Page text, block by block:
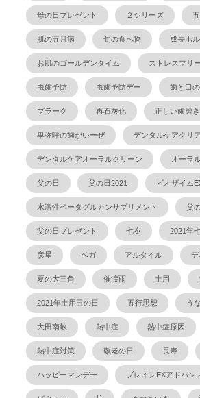
母の日プレゼント ２シリーズ
肌の五月病 旬の食べ物 成長ホ
お肌のゴールデンタイム ストレスフリー
虫歯予防 虫歯予防デー 歯と口
プラーク 再石灰化 正しい歯磨
卑弥呼の歯がいーぜ デンタルケアクリ
デンタルケアオーラルクリーン オーラ
父の日 父の日2021 ビオザイム
水溶性ベータグルカンサプリメント 父
父の日プレゼント 七夕 2021年
彦星 ベガ アルタイル デ
夏の大三角 催涙雨 土用
2021年土用丑の日 五行思想 う
大田南畝 熱中症 熱中症原因
熱中症対策 敬老の日 長寿
ハッピーマンデー ブレインEXアドバン